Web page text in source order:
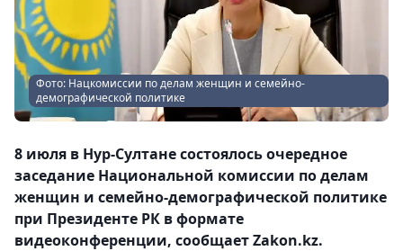
Фото: Нацкомиссии по делам женщин и семейно-
демографической политике
8 июля в Нур-Султане состоялось очередное
заседание Национальной комиссии по делам
женщин и семейно-демографической политике
при Президенте РК в формате
видеоконференции, сообщает Zakon.kz.